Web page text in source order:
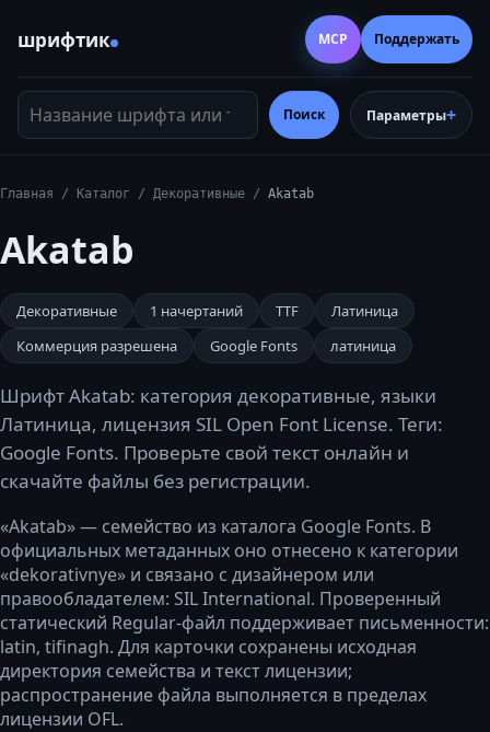
шрифтик
Название шрифта или тег
Поиск Параметры
MCP Поддержать
Главная / Каталог / Декоративные / Akatab
Akatab
Декоративные 1 начертаний TTF
Латиница
Коммерция разрешена
Google Fonts латиница
Шрифт Akatab: категория декоративные, языки
Латиница, лицензия SIL Open Font License. Теги:
Google Fonts. Проверьте свой текст онлайн и
скачайте файлы без регистрации.
«Akatab» — семейство из каталога Google Fonts. В
официальных метаданных оно отнесено к категории
«dekorativnye» и связано с дизайнером или
правообладателем: SIL International. Проверенный
статический Regular-файл поддерживает письменности:
latin, tifinagh. Для карточки сохранены исходная
директория семейства и текст лицензии;
распространение файла выполняется в пределах
лицензии OFL.